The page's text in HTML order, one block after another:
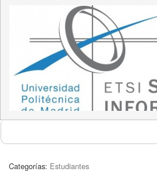
Categorías: Estudiantes